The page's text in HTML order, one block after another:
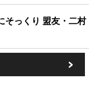
そっくり 盟友・二村